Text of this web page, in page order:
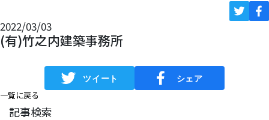
2022/03/03
(有)竹之内建築事務所
一覧に戻る
記事検索